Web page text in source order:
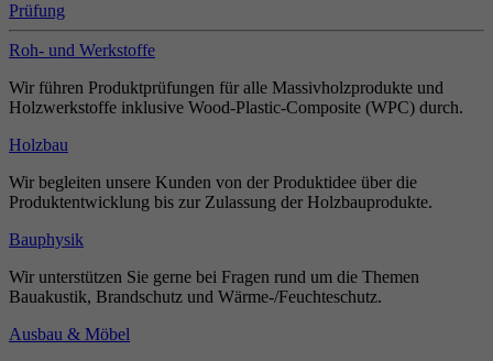
Prüfung
Roh- und Werkstoffe
Wir führen Produktprüfungen für alle Massivholzprodukte und
Holzwerkstoffe inklusive Wood-Plastic-Composite (WPC) durch.
Holzbau
Wir begleiten unsere Kunden von der Produktidee über die
Produktentwicklung bis zur Zulassung der Holzbauprodukte.
Bauphysik
Wir unterstützen Sie gerne bei Fragen rund um die Themen
Bauakustik, Brandschutz und Wärme-/Feuchteschutz.
Ausbau & Möbel